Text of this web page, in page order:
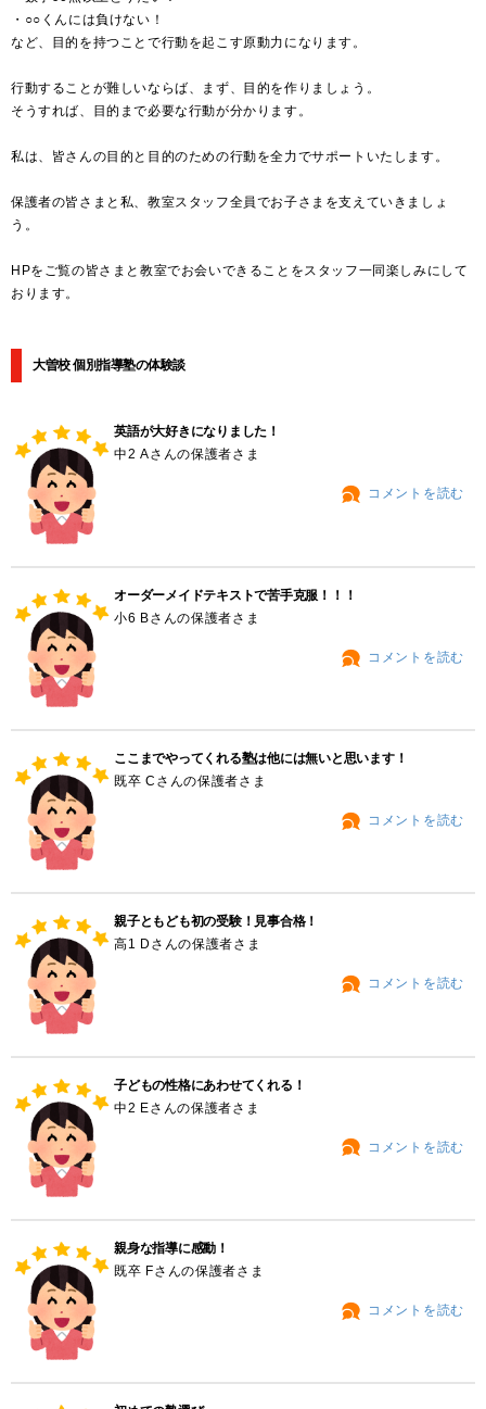
・○○くんには負けない！
など、目的を持つことで行動を起こす原動力になります。
行動することが難しいならば、まず、目的を作りましょう。
そうすれば、目的まで必要な行動が分かります。
私は、皆さんの目的と目的のための行動を全力でサポートいたします。
保護者の皆さまと私、教室スタッフ全員でお子さまを支えていきましょ
う。
HPをご覧の皆さまと教室でお会いできることをスタッフ一同楽しみにして
おります。
大曽校 個別指導塾の体験談
英語が大好きになりました！
中2 Aさんの保護者さま
コメントを読む
オーダーメイドテキストで苦手克服！！！
小6 Bさんの保護者さま
コメントを読む
ここまでやってくれる塾は他には無いと思います！
既卒 Cさんの保護者さま
コメントを読む
親子ともども初の受験！見事合格！
高1 Dさんの保護者さま
コメントを読む
子どもの性格にあわせてくれる！
中2 Eさんの保護者さま
コメントを読む
親身な指導に感動！
既卒 Fさんの保護者さま
コメントを読む